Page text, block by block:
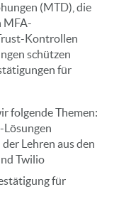
(MTD), die
MFA-
Kontrollen
schützen
für
folgende Themen:
Lehren aus den
Twilio
für